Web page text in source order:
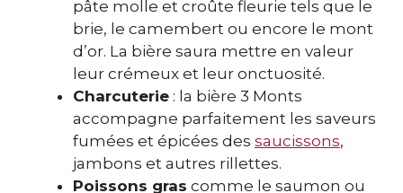
pâte molle et croûte fleurie tels que le
brie, le camembert ou encore le mont
d’or. La bière saura mettre en valeur
leur crémeux et leur onctuosité.
Charcuterie : la bière 3 Monts
accompagne parfaitement les saveurs
fumées et épicées des saucissons,
jambons et autres rillettes.
Poissons gras comme le saumon ou